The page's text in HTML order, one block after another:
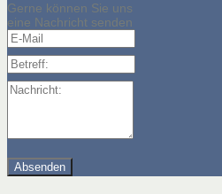
Gerne können Sie uns
eine Nachricht senden
E-Mail
Betreff:
Nachricht: